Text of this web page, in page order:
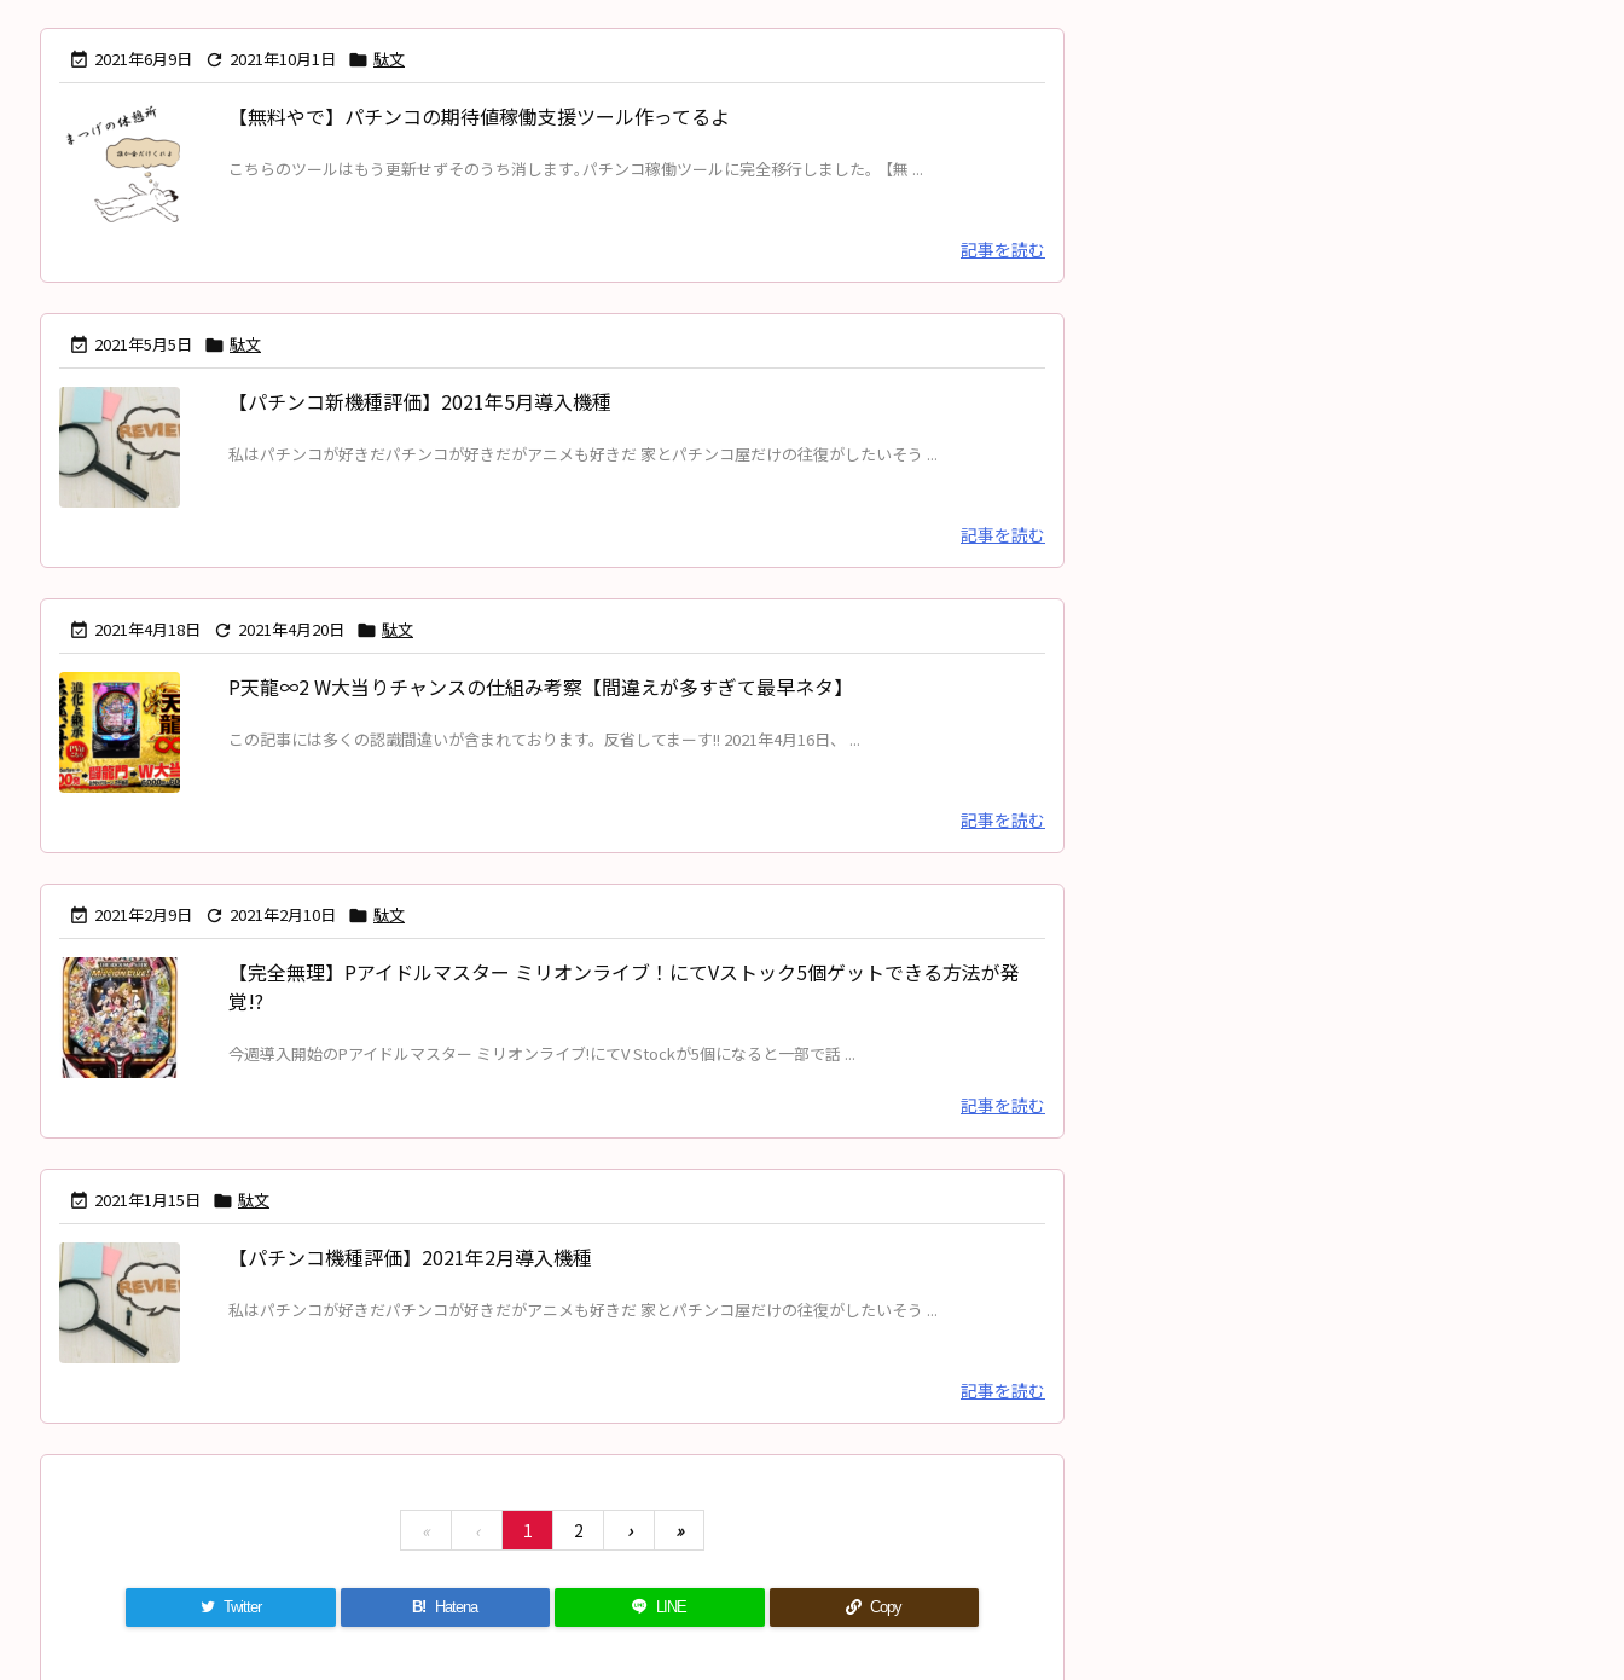
 2021年6月9日  2021年10月1日  駄文
【無料やで】パチンコの期待値稼働支援ツール作ってるよ
こちらのツールはもう更新せずそのうち消します｡パチンコ稼働ツールに完全移行しました｡ 【無 ...
記事を読む
 2021年5月5日  駄文
【パチンコ新機種評価】2021年5月導入機種
私はパチンコが好きだパチンコが好きだがアニメも好きだ 家とパチンコ屋だけの往復がしたいそう ...
記事を読む
 2021年4月18日  2021年4月20日  駄文
P天龍∞2 W大当りチャンスの仕組み考察【間違えが多すぎて最早ネタ】
この記事には多くの認識間違いが含まれております。反省してまーす!! 2021年4月16日、 ...
記事を読む
 2021年2月9日  2021年2月10日  駄文
【完全無理】Pアイドルマスター ミリオンライブ！にてVストック5個ゲットできる方法が発
覚!?
今週導入開始のPアイドルマスター ミリオンライブ!にてV Stockが5個になると一部で話 ...
記事を読む
 2021年1月15日  駄文
【パチンコ機種評価】2021年2月導入機種
私はパチンコが好きだパチンコが好きだがアニメも好きだ 家とパチンコ屋だけの往復がしたいそう ...
記事を読む
« ‹ 1 2 › »
Twitter B! Hatena LINE Copy